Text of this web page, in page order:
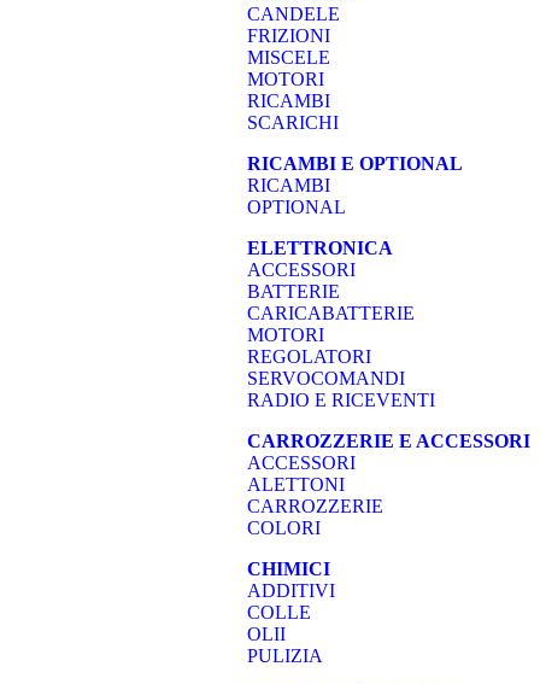
CANDELE
FRIZIONI
MISCELE
MOTORI
RICAMBI
SCARICHI
RICAMBI E OPTIONAL
RICAMBI
OPTIONAL
ELETTRONICA
ACCESSORI
BATTERIE
CARICABATTERIE
MOTORI
REGOLATORI
SERVOCOMANDI
RADIO E RICEVENTI
CARROZZERIE E ACCESSORI
ACCESSORI
ALETTONI
CARROZZERIE
COLORI
CHIMICI
ADDITIVI
COLLE
OLII
PULIZIA